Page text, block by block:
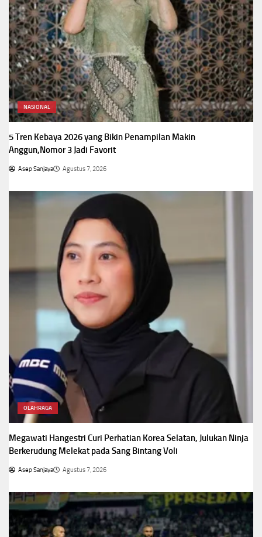
NASIONAL
5 Tren Kebaya 2026 yang Bikin Penampilan Makin
Anggun,Nomor 3 Jadi Favorit
Asep Sanjaya Agustus 7, 2026
OLAHRAGA
Megawati Hangestri Curi Perhatian Korea Selatan, Julukan Ninja
Berkerudung Melekat pada Sang Bintang Voli
Asep Sanjaya Agustus 7, 2026